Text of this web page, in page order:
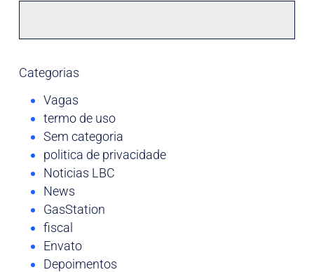
Categorias
Vagas
termo de uso
Sem categoria
politica de privacidade
Noticias LBC
News
GasStation
fiscal
Envato
Depoimentos